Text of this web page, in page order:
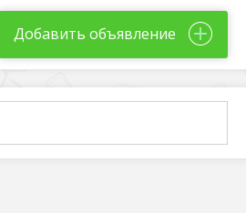
Добавить объявление